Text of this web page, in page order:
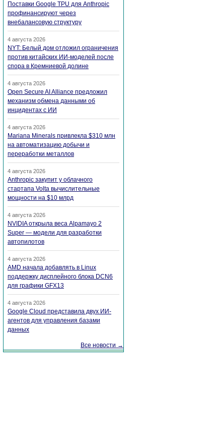
Поставки Google TPU для Anthropic
профинансируют через
внебалансовую структуру
4 августа 2026
NYT: Белый дом отложил ограничения
против китайских ИИ-моделей после
спора в Кремниевой долине
4 августа 2026
Open Secure AI Alliance предложил
механизм обмена данными об
инцидентах с ИИ
4 августа 2026
Mariana Minerals привлекла $310 млн
на автоматизацию добычи и
переработки металлов
4 августа 2026
Anthropic закупит у облачного
стартапа Volta вычислительные
мощности на $10 млрд
4 августа 2026
NVIDIA открыла веса Alpamayo 2
Super — модели для разработки
автопилотов
4 августа 2026
AMD начала добавлять в Linux
поддержку дисплейного блока DCN6
для графики GFX13
4 августа 2026
Google Cloud представила двух ИИ-
агентов для управления базами
данных
Все новости →